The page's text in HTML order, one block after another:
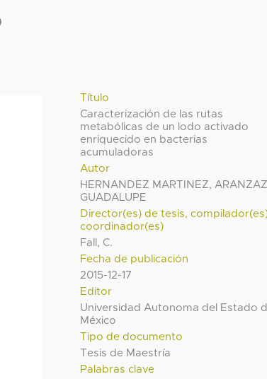
Título
Caracterización de las rutas
metabólicas de un lodo activado
enriquecido en bacterias
acumuladoras
Autor
HERNANDEZ MARTINEZ,
GUADALUPE
Director(es) de tesis,
coordinador(es)
Fall, C.
Fecha de publicación
2015-12-17
Editor
Universidad Autonoma del Estado
México
Tipo de documento
Tesis de Maestría
Palabras clave